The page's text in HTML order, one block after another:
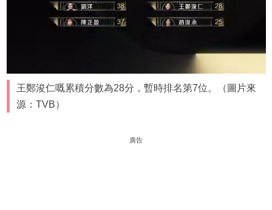
王鄭浚仁嘅累積分數為28分，暫時排名第7位。（圖片來
源：TVB）
廣告